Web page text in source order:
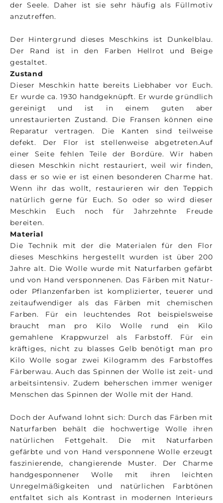
der Seele. Daher ist sie sehr häufig als Füllmotiv
anzutreffen.
Der Hintergrund dieses Meschkins ist Dunkelblau.
Der Rand ist in den Farben Hellrot und Beige
gestaltet.
Zustand
Dieser Meschkin hatte bereits Liebhaber vor Euch.
Er wurde ca. 1930 handgeknüpft. Er wurde gründlich
gereinigt und ist in einem guten aber
unrestaurierten Zustand. Die Fransen können eine
Reparatur vertragen. Die Kanten sind teilweise
defekt. Der Flor ist stellenweise abgetreten.Auf
einer Seite fehlen Teile der Bordüre. Wir haben
diesen Meschkin nicht restauriert, weil wir finden,
dass er so wie er ist einen besonderen Charme hat.
Wenn ihr das wollt, restaurieren wir den Teppich
natürlich gerne für Euch. So oder so wird dieser
Meschkin Euch noch für Jahrzehnte Freude
bereiten.
Material
Die Technik mit der die Materialen für den Flor
dieses Meschkins hergestellt wurden ist über 200
Jahre alt. Die Wolle wurde mit Naturfarben gefärbt
und von Hand versponnenen. Das Färben mit Natur-
oder Pflanzenfarben ist komplizierter, teuerer und
zeitaufwendiger als das Färben mit chemischen
Farben. Für ein leuchtendes Rot beispielsweise
braucht man pro Kilo Wolle rund ein Kilo
gemahlene Krappwurzel als Farbstoff. Für ein
kräftiges, nicht zu blasses Gelb benötigt man pro
Kilo Wolle sogar zwei Kilogramm des Farbstoffes
Färberwau. Auch das Spinnen der Wolle ist zeit- und
arbeitsintensiv. Zudem beherschen immer weniger
Menschen das Spinnen der Wolle mit der Hand.
Doch der Aufwand lohnt sich: Durch das Färben mit
Naturfarben behält die hochwertige Wolle ihren
natürlichen Fettgehalt. Die mit Naturfarben
gefärbte und von Hand versponnene Wolle erzeugt
faszinierende, changierende Muster. Der Charme
handgesponnener Wolle mit ihren leichten
Unregelmäßigkeiten und natürlichen Farbtönen
entfaltet sich als Kontrast in modernen Interieurs